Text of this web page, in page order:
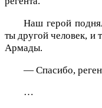
Наш герой
ты другой человек, и
Армады.
— Спасибо,
…